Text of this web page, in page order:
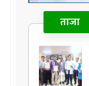
ताजा